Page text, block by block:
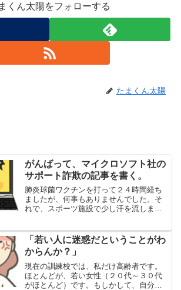
くん太陽をフォローする
たまくん太陽
がんばって、マイクロソフト社の
サポート詐欺の記事を書く。
肺炎球菌ワクチンを打って２４時間経ち
ましたが、何事もありませんでした。そ
れで、スポーツ施設で少し汗を流しまし
れから夏日が続くので、散歩も朝早く行
くしかありません。夕方も...
「若い人に迷惑だということがわ
からんか？」
現在の訓練校では、私だけ高齢者です。
ほとんどが、若い女性（２０代～３０代
がほとんど）です。もしかして、自分の